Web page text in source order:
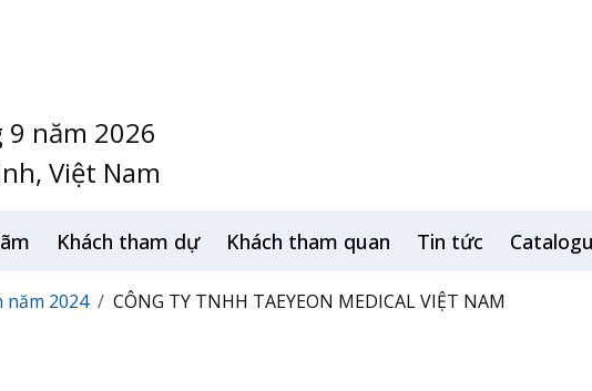
năm 2026
Việt Nam
Khách tham dự Khách tham quan Tin tức
năm 2024 CÔNG TY TNHH TAEYEON MEDICAL VIỆT NAM